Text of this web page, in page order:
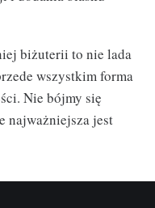
biżuterii to nie lada
wszystkim forma
Nie bójmy się
najważniejsza jest